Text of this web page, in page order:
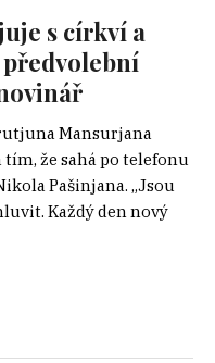
s církví a
Mansurjana
že sahá po telefonu
Pašinjana. „Jsou
Každý den nový